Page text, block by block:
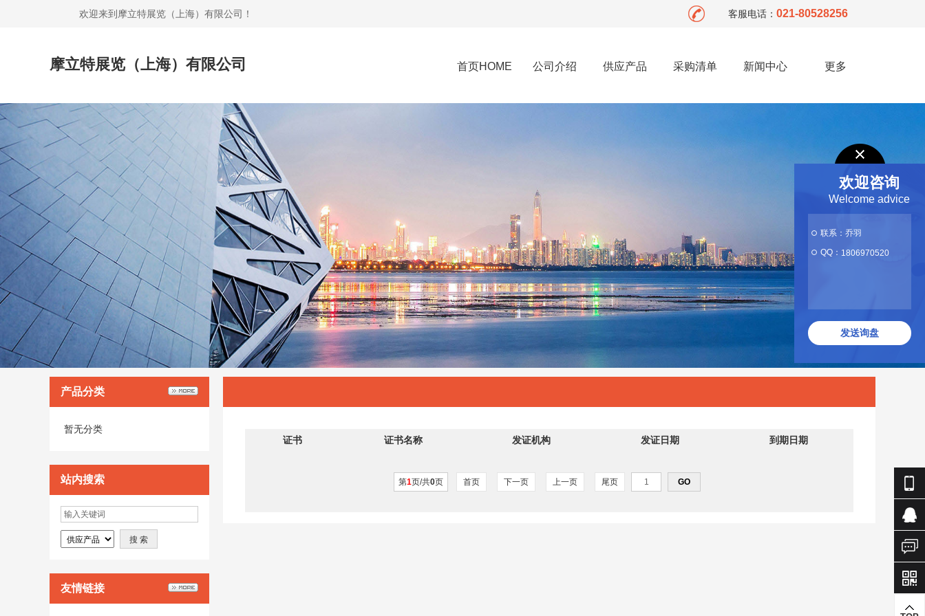
欢迎来到摩立特展览（上海）有限公司！ 客服电话： 021-80528256
摩立特展览（上海）有限公司 首页HOME 公司介绍 供应产品 采购清单 新闻中心 更多
产品分类
暂无分类
站内搜索
友情链接
证书 证书名称 发证机构 发证日期 到期日期
第1页/共0页 首页 下一页 上一页 尾页
欢迎咨询
Welcome advice
联系：乔羽
QQ： 1806970520
发送询盘